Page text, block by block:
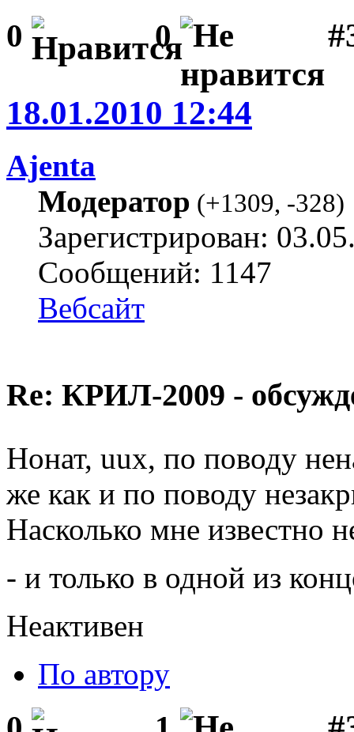
0 0
18.01.2010 12:44
Ajenta
Модератор (+1309, -328)
Зарегистрирован:
Сообщений: 1147
Вебсайт
Re: КРИЛ-2009 -
Нонат, uux, по поводу
же как и по поводу
Насколько мне известно
- и только в одной из
Неактивен
По автору